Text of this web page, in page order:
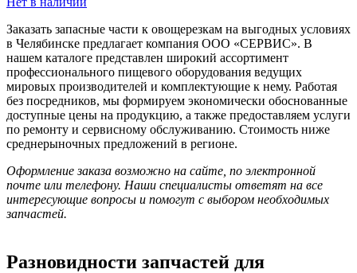
Заказать запасные части к овощерезкам на выгодных условиях
в Челябинске предлагает компания ООО «СЕРВИС». В
нашем каталоге представлен широкий ассортимент
профессионального пищевого оборудования ведущих
мировых производителей и комплектующие к нему. Работая
без посредников, мы формируем экономически обоснованные
доступные цены на продукцию, а также предоставляем услуги
по ремонту и сервисному обслуживанию. Стоимость ниже
среднерыночных предложений в регионе.
Оформление заказа возможно на сайте, по электронной
почте или телефону. Наши специалисты ответят на все
интересующие вопросы и помогут с выбором необходимых
запчастей.
Разновидности запчастей для